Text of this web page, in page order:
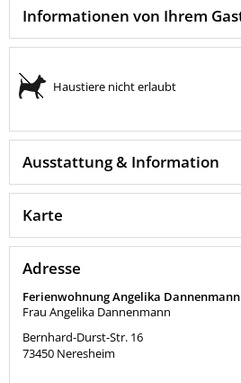
Informationen von Ihrem
Haustiere nicht erlaubt
Ausstattung & Information
Karte
Adresse
Ferienwohnung Angelika Dannenmann
Frau Angelika Dannenmann
Bernhard-Durst-Str. 16
73450 Neresheim